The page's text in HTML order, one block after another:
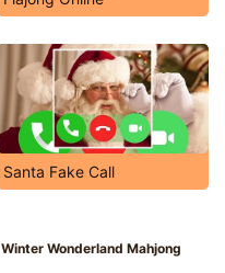
Santa Fake Call
Winter Wonderland Mahjong